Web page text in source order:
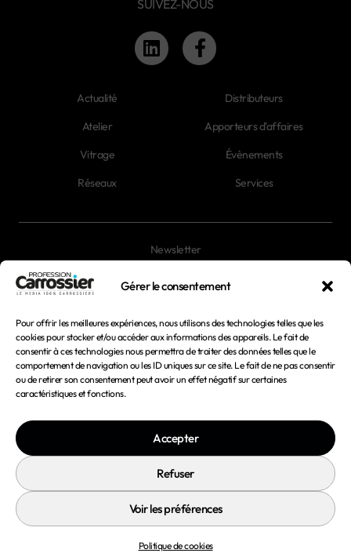
Gérer le consentement
Pour offrir les meilleures expériences, nous utilisons des technologies telles que les
cookies pour stocker et/ou accéder aux informations des appareils. Le fait de
consentir à ces technologies nous permettra de traiter des données telles que le
comportement de navigation ou les ID uniques sur ce site. Le fait de ne pas consentir
ou de retirer son consentement peut avoir un effet négatif sur certaines
caractéristiques et fonctions.
Accepter
Refuser
Voir les préférences
Politique de cookies
SUIVEZ-NOUS
Actualité
Atelier
Vitrage
Réseaux
Distributeurs
Apporteurs d'affaires
Évènements
Services
Newsletter
Mentions légales
Conditions générales d'utilisation
Conditions générales de vente
Politique de cookies
© 2026 Profession Carrossier - Tous droits réservés